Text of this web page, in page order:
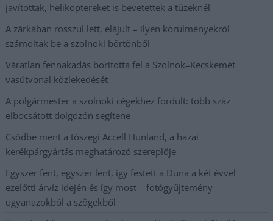
javítottak, helikoptereket is bevetettek a tüzeknél
A zárkában rosszul lett, elájult – ilyen körülményekről
számoltak be a szolnoki börtönből
Váratlan fennakadás borította fel a Szolnok–Kecskemét
vasútvonal közlekedését
A polgármester a szolnoki cégekhez fordult: több száz
elbocsátott dolgozón segítene
Csődbe ment a tószegi Accell Hunland, a hazai
kerékpárgyártás meghatározó szereplője
Egyszer fent, egyszer lent, így festett a Duna a két évvel
ezelőtti árvíz idején és így most – fotógyűjtemény
ugyanazokból a szögekből